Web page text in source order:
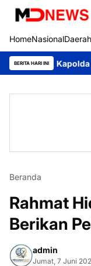
HomeNasionalDaerah
BERITA HARI INI
Kapolda Kalteng:
Beranda
Rahmat
Berikan
admin
Jumat, 7 Juni